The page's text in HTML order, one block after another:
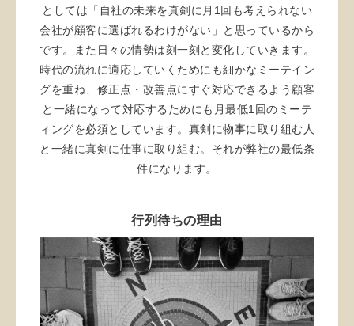
としては「自社の未来を真剣に月1回も考えられない
会社が顧客に選ばれるわけがない」と思っているから
です。また日々の情勢は刻一刻と変化していきます。
時代の流れに適応していくためにも細かなミーテイン
グを重ね、修正点・改善点にすぐ対応できるよう顧客
と一緒になって対応するためにも月最低1回のミーテ
ィングを必須としています。真剣に物事に取り組む人
と一緒に真剣に仕事に取り組む。それが弊社の最低条
件になります。
行列待ちの理由